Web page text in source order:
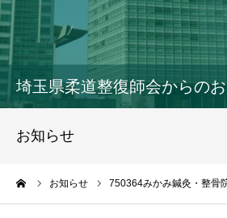
埼玉県柔道整復師会からの
お知らせ
お知らせ 750364みかみ鍼灸・整骨
柔道整復師とは
接骨院・整骨院検索